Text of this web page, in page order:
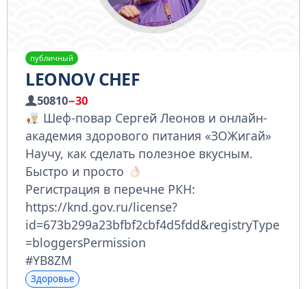
публичный
LEONOV CHEF
50810−30
Шеф-повар Сергей Леонов и онлайн-
академия здорового питания «ЗОЖигай»
Научу, как сделать полезное вкусным.
Быстро и просто
Регистрация в перечне РКН:
https://knd.gov.ru/license?
id=673b299a23bfbf2cbf4d5fdd&registryType
=bloggersPermission
#YB8ZM
Здоровье